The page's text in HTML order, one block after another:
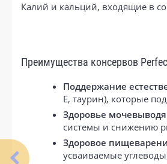
Калий и кальций, входящие в
Преимущества консервов
Поддержание
Е, таурин), которые
Здоровье
системы и снижению
Здоровое
усваиваемые